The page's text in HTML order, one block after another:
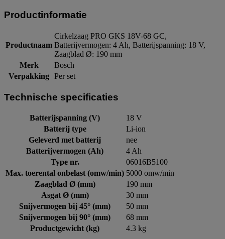
Productinformatie
Productnaam
Cirkelzaag PRO GKS 18V-68 GC,
Batterijvermogen: 4 Ah, Batterijspanning: 18 V,
Zaagblad Ø: 190 mm
Merk
Bosch
Verpakking Per set
Technische specificaties
Batterijspanning (V)
18 V
Batterij type
Li-ion
Geleverd met batterij
nee
Batterijvermogen (Ah)
4 Ah
Type nr.
06016B5100
Max. toerental onbelast (omw/min) 5000 omw/min
Zaagblad Ø (mm)
190 mm
Asgat Ø (mm)
30 mm
Snijvermogen bij 45° (mm)
50 mm
Snijvermogen bij 90° (mm)
68 mm
Productgewicht (kg)
4.3 kg